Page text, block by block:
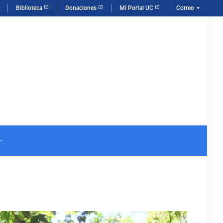
Biblioteca Donaciones Mi Portal UC Correo arrow_drop_down